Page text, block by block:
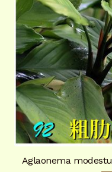
Aglaonema